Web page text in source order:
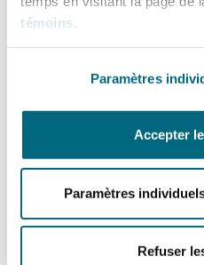
témoins
Paramètres
Accepter
Paramètres
Refuser
18 mai 2023
UK Real Estate Insights
Case Insight: Judicial
30(1)(f) of the
14 avril 2023
UK Real Estate Insights
A reminder that